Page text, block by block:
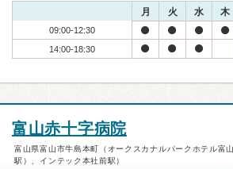
月 火 水 木
09:00-12:30
14:00-18:30
富山赤十字病院
富山県富山市牛島本町（オークスカナルパークホテル富
駅）、インテック本社前駅）